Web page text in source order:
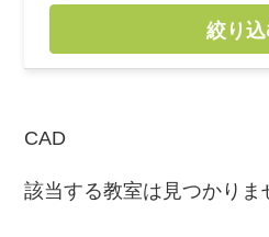
絞り
CAD
該当する教室は見つかりま